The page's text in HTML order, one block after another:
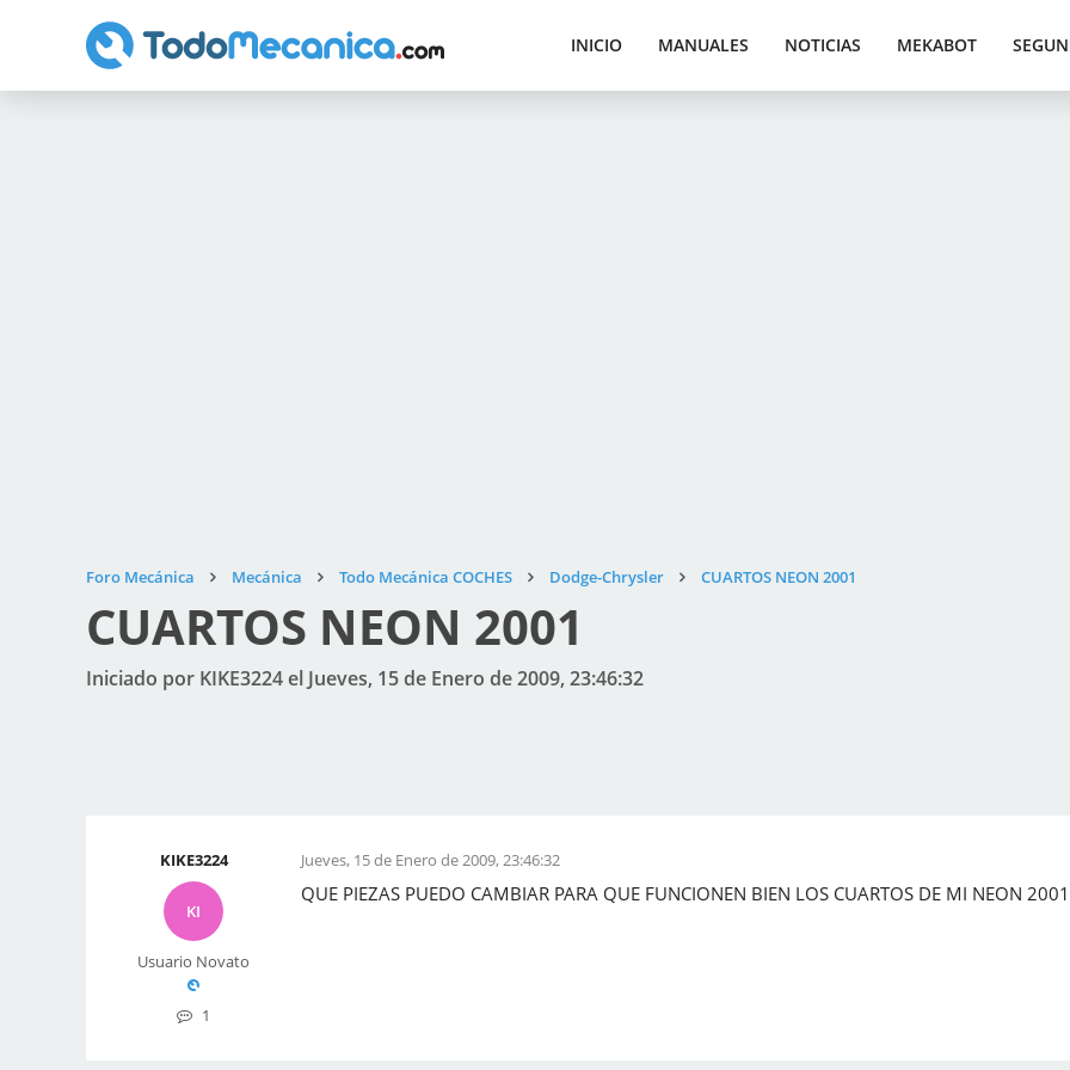
INICIO MANUALES NOTICIAS MEKABOT
Foro Mecánica Mecánica Todo Mecánica COCHES Dodge-Chrysler CUARTOS NEON 2001
CUARTOS NEON 2001
Iniciado por KIKE3224 el Jueves, 15 de Enero de 2009, 23:46:32
KIKE3224
KI
Usuario Novato
1
Jueves, 15 de Enero de 2009, 23:46:32
QUE PIEZAS PUEDO CAMBIAR PARA QUE FUNCIONEN BIEN LOS CUARTOS DE MI NEON 2001